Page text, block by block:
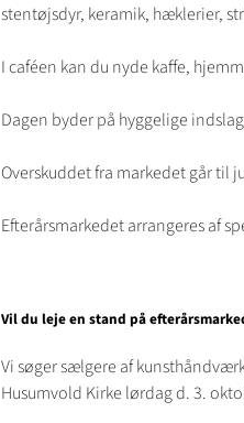
stentøjsdyr, keramik, hæklerier,
I caféen kan du nyde kaffe,
Dagen byder på hyggelige
Overskuddet fra markedet går til
Efterårsmarkedet arrangeres af
Vil du leje en stand på
Vi søger sælgere af
Husumvold Kirke lørdag d. 3.